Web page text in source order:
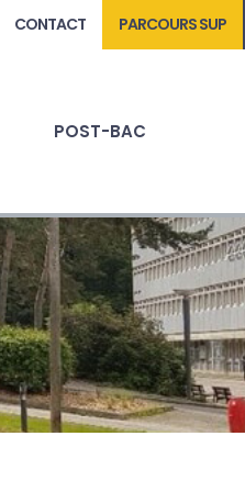
CONTACT PARCOURS SUP
POST-BAC